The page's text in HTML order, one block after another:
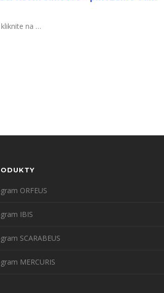
na …
ORFEUS
IBIS
SCARABEUS
MERCURIS